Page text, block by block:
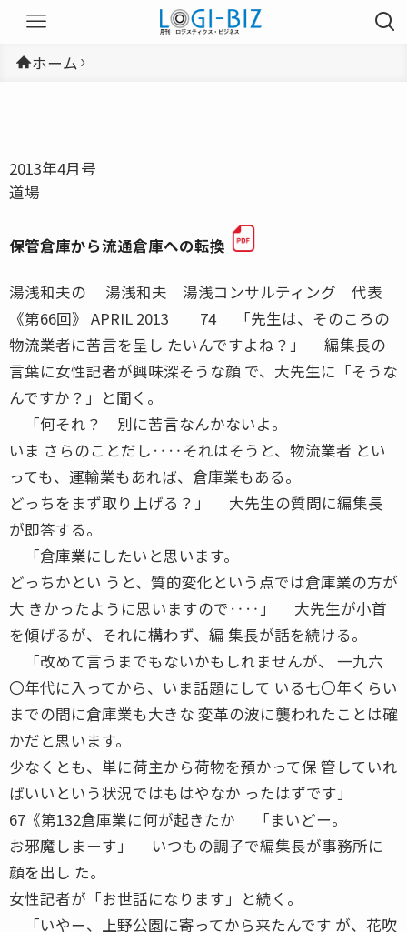
ホーム
2013年4月号
道場
保管倉庫から流通倉庫への転換
湯浅和夫の 湯浅和夫 湯浅コンサルティング 代表
《第66回》 APRIL 2013 74 「先生は、そのころの
物流業者に苦言を呈し たいんですよね？」 編集長の
言葉に女性記者が興味深そうな顔 で、大先生に「そうな
んですか？」と聞く。
「何それ？ 別に苦言なんかないよ。
いま さらのことだし‥‥それはそうと、物流業者 とい
っても、運輸業もあれば、倉庫業もある。
どっちをまず取り上げる？」 大先生の質問に編集長
が即答する。
「倉庫業にしたいと思います。
どっちかとい うと、質的変化という点では倉庫業の方が
大 きかったように思いますので‥‥」 大先生が小首
を傾げるが、それに構わず、編 集長が話を続ける。
「改めて言うまでもないかもしれませんが、 一九六
〇年代に入ってから、いま話題にして いる七〇年くらい
までの間に倉庫業も大きな 変革の波に襲われたことは確
かだと思います。
少なくとも、単に荷主から荷物を預かって保 管していれ
ばいいという状況ではもはやなか ったはずです」
67《第132倉庫業に何が起きたか 「まいどー。
お邪魔しまーす」 いつもの調子で編集長が事務所に
顔を出し た。
女性記者が「お世話になります」と続く。
「いやー、上野公園に寄ってから来たんです が、花吹